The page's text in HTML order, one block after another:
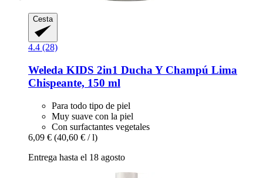
Cesta
4.4 (28)
Weleda KIDS 2in1 Ducha Y Champú Lima
Chispeante, 150 ml
Para todo tipo de piel
Muy suave con la piel
Con surfactantes vegetales
6,09 € (40,60 € / l)
Entrega hasta el 18 agosto